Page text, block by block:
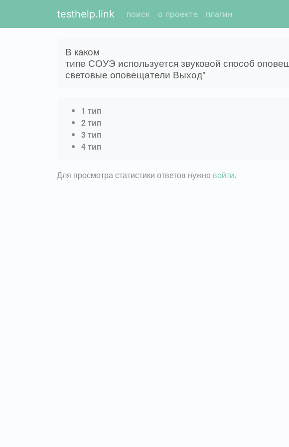
testhelp.link поиск о проекте плагин
В каком
типе СОУЭ используется звуковой способ
световые оповещатели Выход"
1 тип
2 тип
3 тип
4 тип
Для просмотра статистики ответов нужно войти.